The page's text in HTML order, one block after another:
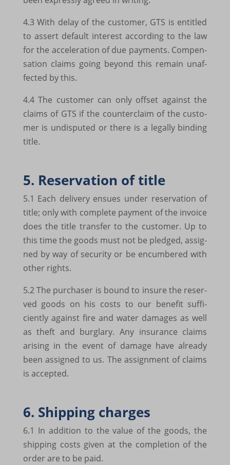
4.3 With delay of the custo­mer, GTS is entit­led
to assert default inte­rest accor­ding to the law
for the acce­le­ra­tion of due payments. Compen­
sa­tion claims going beyond this remain unaf­
fec­ted by this.
4.4 The custo­mer can only offset against the
claims of GTS if the coun­ter­claim of the custo­
mer is undis­pu­ted or there is a legally binding
title.
5. Reser­va­tion of title
5.1 Each deli­very ensues under reser­va­tion of
title; only with complete payment of the invoice
does the title trans­fer to the custo­mer. Up to
this time the goods must not be pled­ged, assig­
ned by way of secu­rity or be encum­be­red with
other rights.
5.2 The purcha­ser is bound to insure the reser­
ved goods on his costs to our bene­fit suffi­
ciently against fire and water dama­ges as well
as theft and burglary. Any insu­rance claims
arising in the event of damage have already
been assig­ned to us. The assign­ment of claims
is accep­ted.
6. Ship­ping char­ges
6.1 In addi­tion to the value of the goods, the
ship­ping costs given at the comple­tion of the
order are to be paid.
et-editing-post-*
et-recommend-sync-post-*
et-saved-post*
et-syncing-post-39-fb
kpn_cb_gts-keramik.de
s_epac
SLO_G_WPT_TO
SLO_GWPT_Show_Hide_tmp
ssm_au_c
ssm_au_d
waveid
g.alicdn.com
safeframe.googlesyndication.com
test.gts-keramik.com
www.google.at